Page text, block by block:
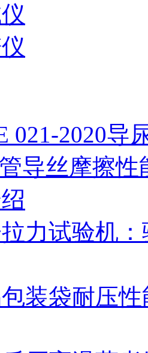
021-2020导
导丝摩擦
力试验机
装袋耐压